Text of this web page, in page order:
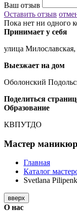
Ваш отзыв
Оставить отзыв
Пока нет ни одного
Принимает у себя
улица
Выезжает на дом
Оболонский
Поделиться
Образование
КВПУТДО
Мастер
Главная
Каталог
Svetlana
вверх
О нас